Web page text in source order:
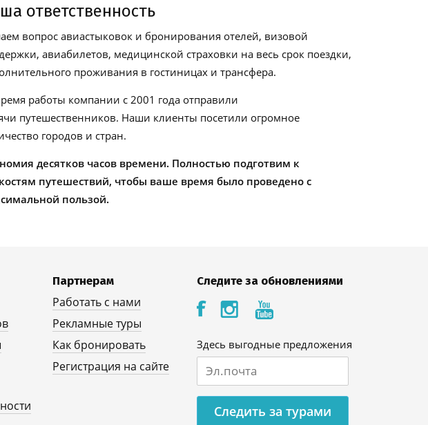
ответственность
вопрос авиастыковок и бронирования отелей, визовой
авиабилетов, медицинской страховки на весь срок поездки,
проживания в гостиницах и трансфера.
работы компании с 2001 года отправили
путешественников. Наши клиенты посетили огромное
городов и стран.
десятков часов времени. Полностью подготвим к
путешествий, чтобы ваше время было проведено с
пользой.
Партнерам
Работать с нами
Рекламные туры
Как бронировать
Регистрация на сайте
Следите за обновлениями
Здесь выгодные предложения
Следить за турами